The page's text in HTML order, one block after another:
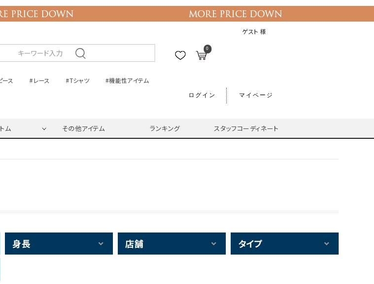
ゲスト 様
0
ース #レース #Tシャツ #機能性アイテム
ログイン マイページ
ム その他アイテム ランキング スタッフコーディネート
身長 店舗 タイプ